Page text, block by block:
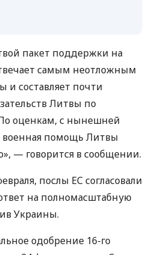
пакет поддержки на
самым неотложным
и составляет почти
Литвы по
оценкам, с нынешней
помощь Литвы
— говорится в сообщении.
послы ЕС согласовали
на полномасштабную
Украины.
одобрение 16-го